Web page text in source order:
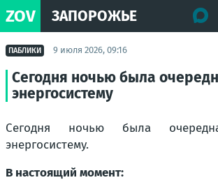
ZOV ЗАПОРОЖЬЕ
ПАБЛИКИ 9 июля 2026, 09:16
Сегодня ночью была
энергосистему
Сегодня ночью была
энергосистему.
В настоящий момент: